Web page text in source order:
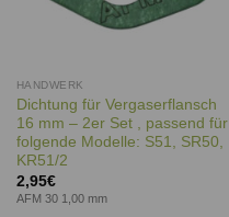
HANDWERK
Dichtung für Vergaserflansch
16 mm – 2er Set , passend für
folgende Modelle: S51, SR50,
KR51/2
2,95€
AFM 30 1,00 mm